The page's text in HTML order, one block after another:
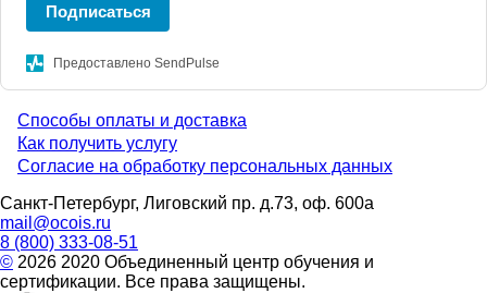
Подписаться
Предоставлено SendPulse
Menu
footer
Способы оплаты и доставка
Как получить услугу
Согласие на обработку персональных данных
Санкт-Петербург, Лиговский пр. д.73, оф. 600а
mail@ocois.ru
8 (800) 333-08-51
© 2026 2020 Объединенный центр обучения и
сертификации. Все права защищены.